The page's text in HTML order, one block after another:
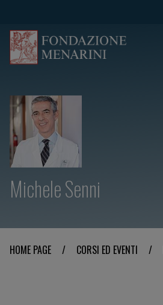
Michele Senni
HOME PAGE / CORSI ED EVENTI /